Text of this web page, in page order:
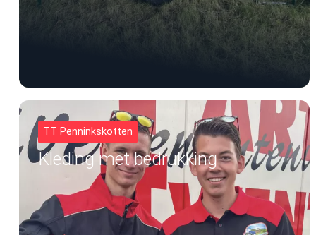
TT Penninkskotten
Kleding met bedrukking